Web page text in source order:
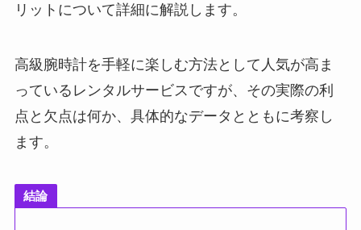
リットについて詳細に解説します。
高級腕時計を手軽に楽しむ方法として人気が高ま
っているレンタルサービスですが、その実際の利
点と欠点は何か、具体的なデータとともに考察し
ます。
結論